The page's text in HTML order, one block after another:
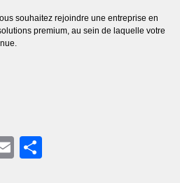
souhaitez rejoindre une entreprise en
premium, au sein de laquelle votre
Email